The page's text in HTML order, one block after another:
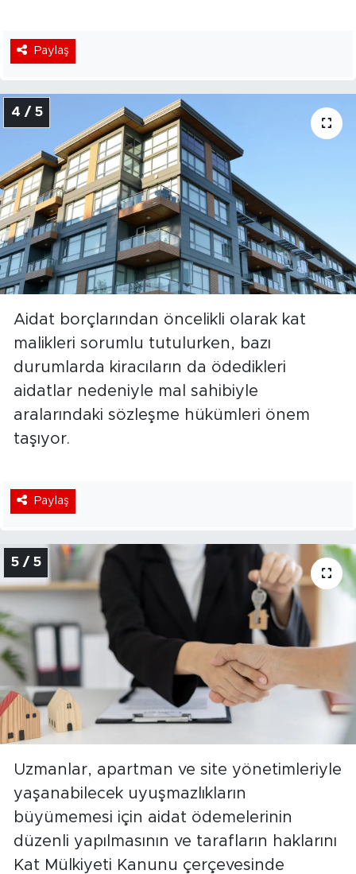
Paylaş
4 / 5
Aidat borçlarından öncelikli olarak kat
malikleri sorumlu tutulurken, bazı
durumlarda kiracıların da ödedikleri
aidatlar nedeniyle mal sahibiyle
aralarındaki sözleşme hükümleri önem
taşıyor.
Paylaş
5 / 5
Uzmanlar, apartman ve site yönetimleriyle
yaşanabilecek uyuşmazlıkların
büyümemesi için aidat ödemelerinin
düzenli yapılmasının ve tarafların haklarını
Kat Mülkiyeti Kanunu çerçevesinde